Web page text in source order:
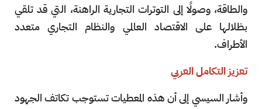
والطاقة، وصولًا إلى التوترات التجارية الراهنة، التي قد تلقي
بظلالها على الاقتصاد العالمي والنظام التجاري متعدد
الأطراف.
تعزيز التكامل العربي
وأشار السيسي إلى أن هذه المعطيات تستوجب تكاتف الجهود